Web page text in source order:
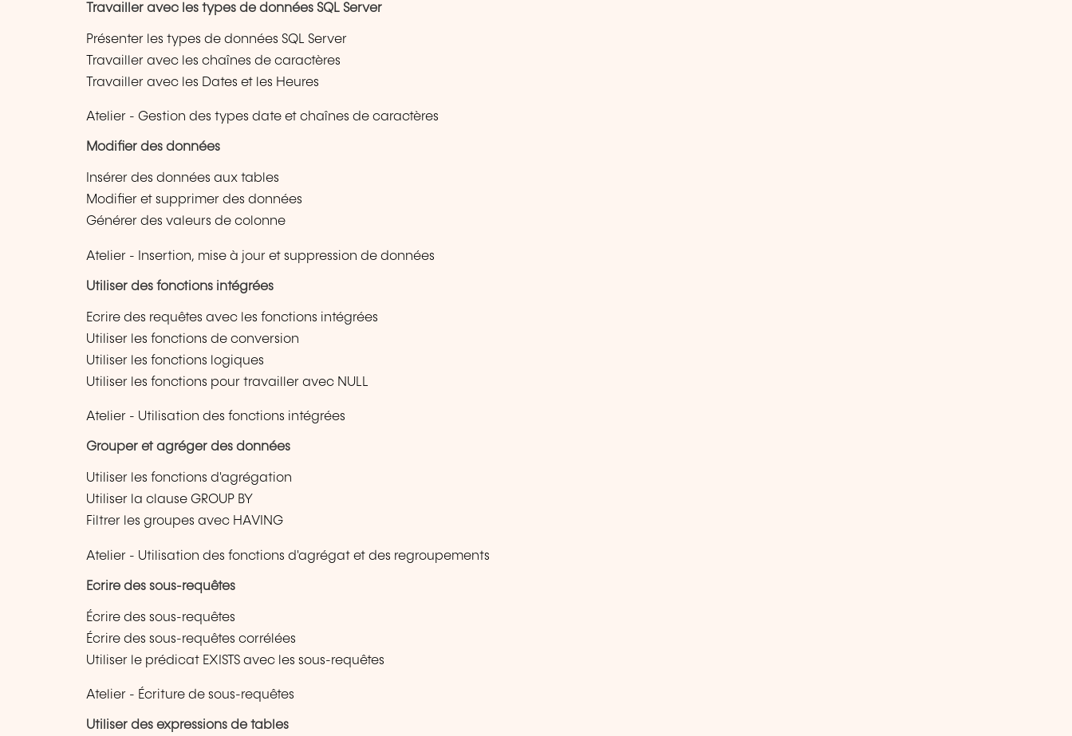
Travailler avec les types de données SQL Server
Présenter les types de données SQL Server
Travailler avec les chaînes de caractères
Travailler avec les Dates et les Heures
Atelier - Gestion des types date et chaînes de caractères
Modifier des données
Insérer des données aux tables
Modifier et supprimer des données
Générer des valeurs de colonne
Atelier - Insertion, mise à jour et suppression de données
Utiliser des fonctions intégrées
Ecrire des requêtes avec les fonctions intégrées
Utiliser les fonctions de conversion
Utiliser les fonctions logiques
Utiliser les fonctions pour travailler avec NULL
Atelier - Utilisation des fonctions intégrées
Grouper et agréger des données
Utiliser les fonctions d'agrégation
Utiliser la clause GROUP BY
Filtrer les groupes avec HAVING
Atelier - Utilisation des fonctions d'agrégat et des regroupements
Ecrire des sous-requêtes
Écrire des sous-requêtes
Écrire des sous-requêtes corrélées
Utiliser le prédicat EXISTS avec les sous-requêtes
Atelier - Écriture de sous-requêtes
Utiliser des expressions de tables